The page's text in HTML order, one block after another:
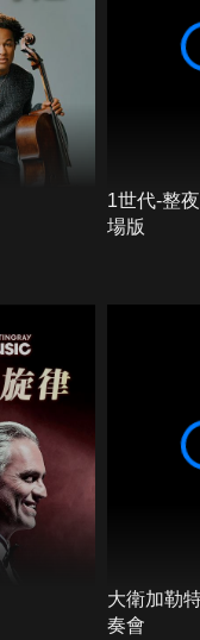
1世代-整
場版
大衛加勒
奏會